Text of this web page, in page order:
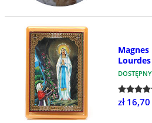
DOSTĘPNY
zł 16,70